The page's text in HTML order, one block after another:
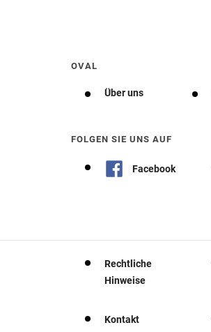
OVAL
Über uns
FOLGEN SIE UNS AUF
Facebook
Rechtliche
Hinweise
Kontakt